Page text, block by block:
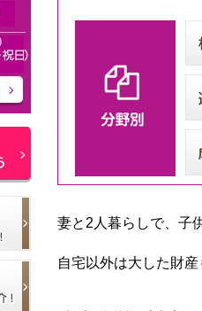
妻と2人暮らしで、子
自宅以外は大した財